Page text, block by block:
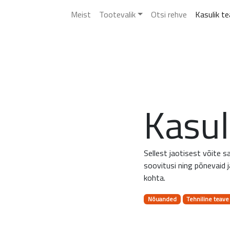
Meist Tootevalik Otsi rehve Kasulik
Sellest jaotisest võite
soovitusi ning põnevaid
kohta.
Nõuanded Tehniline teave